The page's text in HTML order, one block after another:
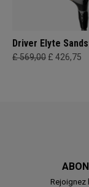
Driver Elyte
£ 569,00 £ 426,75
Rejoignez